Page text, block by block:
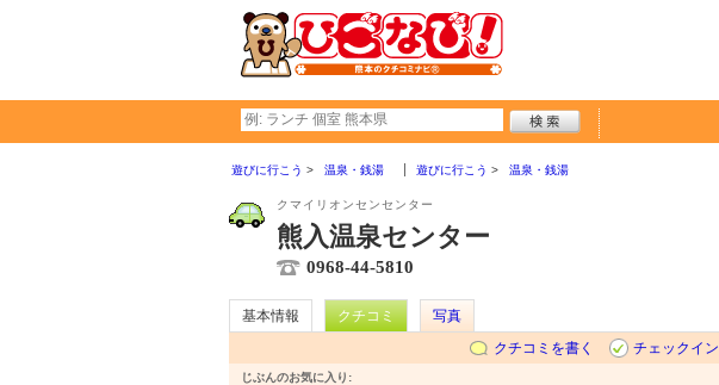
遊びに行こう 温泉・銭湯 遊びに行こう 温泉・銭湯
クマイリオンセンセンター
熊入温泉センター
0968-44-5810
基本情報 クチコミ
写真
クチコミを書く
チェックイン
じぶんのお気に入り: